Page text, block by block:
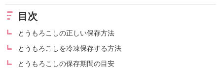
目次
とうもろこしの正しい保存方法
とうもろこしを冷凍保存する方法
とうもろこしの保存期間の目安